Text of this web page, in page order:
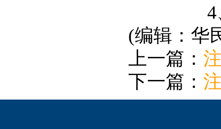
4、调
(编辑：华
上一篇：
下一篇：